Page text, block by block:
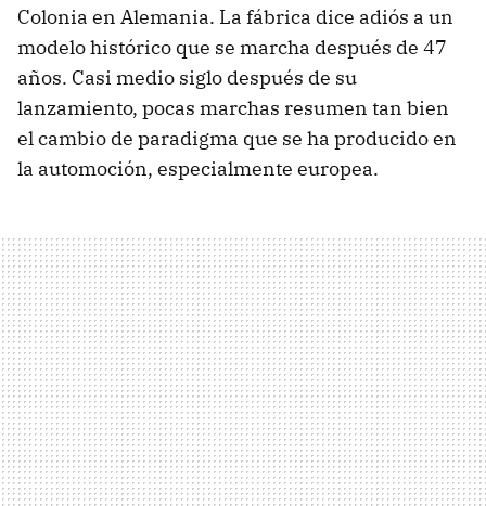
Colonia en Alemania. La fábrica dice adiós a un
modelo histórico que se marcha después de 47
años. Casi medio siglo después de su
lanzamiento, pocas marchas resumen tan bien
el cambio de paradigma que se ha producido en
la automoción, especialmente europea.